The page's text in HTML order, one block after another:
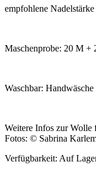
empfohlene
Maschenprobe: 20 M +
Waschbar:
Weitere Infos zur Wolle
Fotos: © Sabrina
Verfügbarkeit: Auf